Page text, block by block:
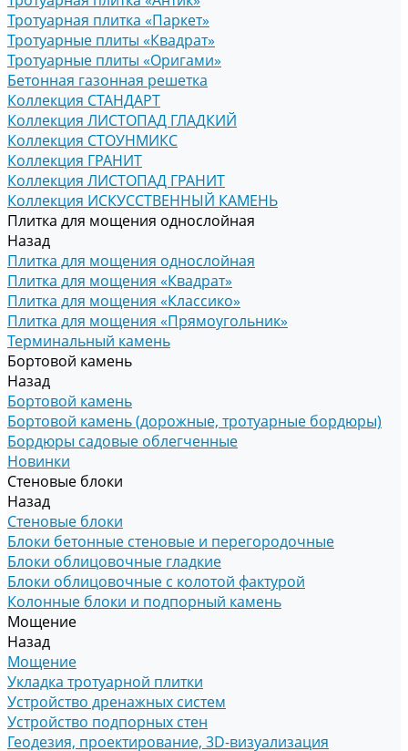
Тротуарная плитка «Паркет»
Тротуарные плиты «Квадрат»
Тротуарные плиты «Оригами»
Бетонная газонная решетка
Коллекция СТАНДАРТ
Коллекция ЛИСТОПАД ГЛАДКИЙ
Коллекция СТОУНМИКС
Коллекция ГРАНИТ
Коллекция ЛИСТОПАД ГРАНИТ
Коллекция ИСКУССТВЕННЫЙ КАМЕНЬ
Плитка для мощения однослойная
Назад
Плитка для мощения однослойная
Плитка для мощения «Квадрат»
Плитка для мощения «Классико»
Плитка для мощения «Прямоугольник»
Терминальный камень
Бортовой камень
Назад
Бортовой камень
Бортовой камень (дорожные, тротуарные бордюры)
Бордюры садовые облегченные
Новинки
Стеновые блоки
Назад
Стеновые блоки
Блоки бетонные стеновые и перегородочные
Блоки облицовочные гладкие
Блоки облицовочные с колотой фактурой
Колонные блоки и подпорный камень
Мощение
Назад
Мощение
Укладка тротуарной плитки
Устройство дренажных систем
Устройство подпорных стен
Геодезия, проектирование, 3D-визуализация